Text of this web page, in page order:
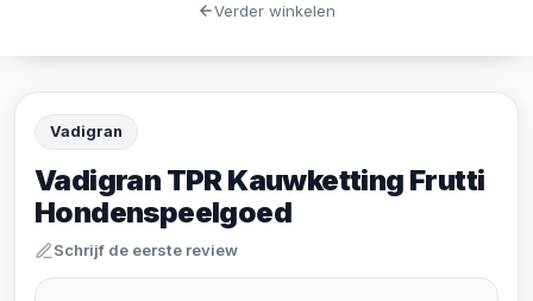
Vadigran
Vadigran TPR Kauwketting Frutti
Hondenspeelgoed
Schrijf de eerste review
Verder winkelen